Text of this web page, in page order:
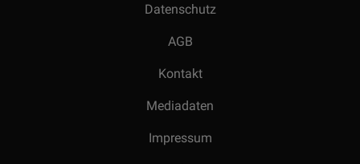
Datenschutz
AGB
Kontakt
Mediadaten
Impressum